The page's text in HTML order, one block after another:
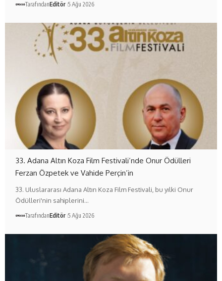
TarafındanEditör 5 Ağu 2026
33. Adana Altın Koza Film Festivali’nde Onur Ödülleri
Ferzan Özpetek ve Vahide Perçin’in
33. Uluslararası Adana Altın Koza Film Festivali, bu yılki Onur
Ödülleri'nin sahiplerini…
TarafındanEditör 5 Ağu 2026